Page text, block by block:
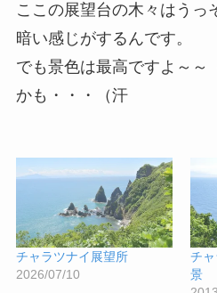
ここの展望台の木々はうっ
暗い感じがするんです。
でも景色は最高ですよ～～
かも・・・（汗
チャラツナイ展望所
2026/07/10
チ
景